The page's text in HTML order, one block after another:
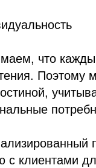
что
Поэтому
с клиентами